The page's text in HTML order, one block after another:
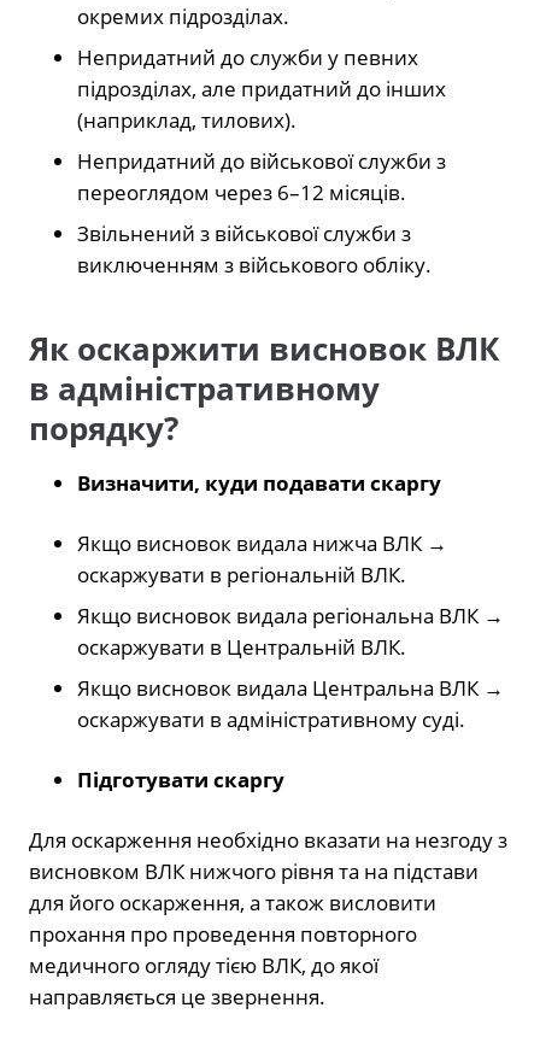
окремих підрозділах.
Непридатний до служби у певних
підрозділах, але придатний до інших
(наприклад, тилових).
Непридатний до військової служби з
переоглядом через 6–12 місяців.
Звільнений з військової служби з
виключенням з військового обліку.
Як оскаржити висновок ВЛК
в адміністративному
порядку?
Визначити, куди подавати скаргу
Якщо висновок видала нижча ВЛК →
оскаржувати в регіональній ВЛК.
Якщо висновок видала регіональна ВЛК →
оскаржувати в Центральній ВЛК.
Якщо висновок видала Центральна ВЛК →
оскаржувати в адміністративному суді.
Підготувати скаргу
Для оскарження необхідно вказати на незгоду з
висновком ВЛК нижчого рівня та на підстави
для його оскарження, а також висловити
прохання про проведення повторного
медичного огляду тією ВЛК, до якої
направляється це звернення.